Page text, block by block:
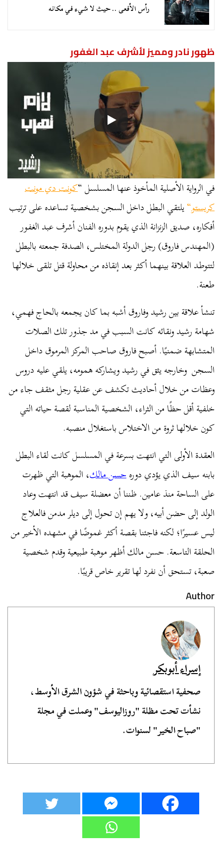
رأس الأفعى .. حيث لا شيء في مكانه
ظهور نادر ومميز لأشرف عبد الغفور
في الرواية الأصلية المأخوذ عنها المسلسل “كونت دي مونت
كريستو“يلتقي البطل داخل السجن بشخصية تساعده على ترتيب
أفكاره، صديق الزنزانة الذي يقوم بدوره الفنان أشرف عبد الغفور
(المهندس فاروق) رجل الدولة المختلس، الصدفة جمعته بالبطل
لتتوطد العلاقة بينهما أكثر بعد إنقاذه من محاولة قتل تلقى خلالها
طعنة.
تنشأ علاقة بين رشيد وفاروق أشبه بما كان يجمعه بالحاج فهمي،
شهامة رشيد ونقائه كانت السبب في مد جذور تلك الصلات
المتشابهة ضمنيًا. أصبح فاروق صاحب المركز المرموق داخل
السجن وخارجه يثق في رشيد ويشاركه همومه، يلقي عليه دروس
وعظات من خلال أحاديث تكشف عن عقلية رجل مثقف جاء من
خلفية أقل حظًا من الثراء، الشخصية المناسبة لقصة حياته التي
كون خلالها ثروة من الاختلاس باستغلال منصبه.
العقدة الأولى التي انتهت بسرعة في المسلسل كانت لقاء البطل
بابنه سيف الذي يؤدي دورهحسن مالك، الموهبة التي ظهرت
على الساحة منذ عامين. ظننا أن معضلة سيف قد انتهت وعاد
الولد إلى حضن أبيه، ولا يهم إن تحول إلى ديلر مدمن فالعلاج
ليس عسيرًا؛ لكنه فاجئنا بقصة أكثر غموضًا في مشهده الأخير من
الحلقة التاسعة. حسن مالك أظهر موهبة طبيعية وقدم شخصية
صعبة، تستحق أن نفرد لها تقرير خاص قريبًا.
Author
إسراء أبوبكر
صحفية استقصائية وباحثة في شؤون الشرق الأوسط،
نشأت تحت مظلة "روزاليوسف" وعملت في مجلة
"صباح الخير" لسنوات.